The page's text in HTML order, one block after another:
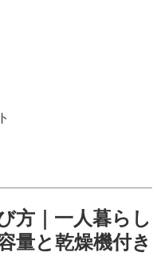
方｜一人暮らし
量と乾燥機付き